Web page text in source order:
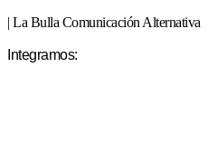
| La Bulla Comunicación Alternativa
Integramos: